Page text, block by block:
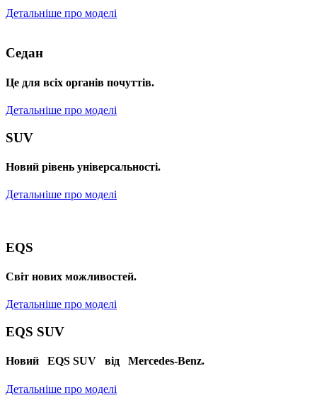
Детальніше про моделі
Седан
Це для всіх органів почуттів.
Детальніше про моделі
SUV
Новий рівень універсальності.
Детальніше про моделі
EQS
Cвіт нових можливостей.
Детальніше про моделі
EQS SUV
Новий EQS SUV від Mercedes-Benz.
Детальніше про моделі